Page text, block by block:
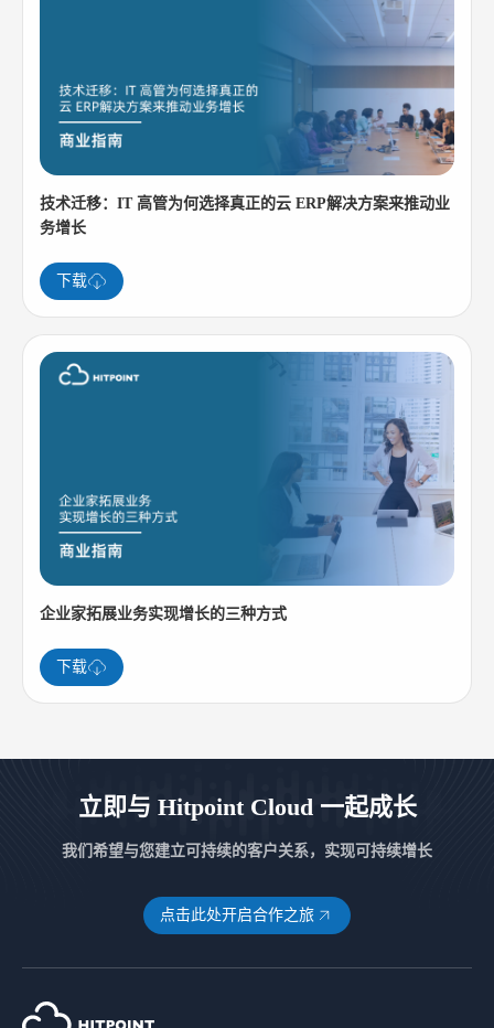
技术迁移：IT 高管为何选择真正的云 ERP解决方案来推动业
务增长
下载
企业家拓展业务实现增长的三种方式
下载
立即与 Hitpoint Cloud 一起成长
我们希望与您建立可持续的客户关系，实现可持续增长
点击此处开启合作之旅